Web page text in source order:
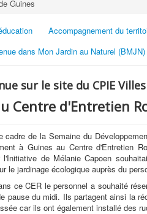
Guines
Accompagnement du
dans Mon Jardin au Naturel (BMJN)
sur le site du CPIE
Centre d'Entretien
cadre de la Semaine du
à Guines au Centre d'Entretien
l'Initiative de Mélanie Capoen
le jardinage écologique auprès du
ce CER le personnel a souhaité
pause du midi. Ils partagent ainsi la
car ils ont également installé des